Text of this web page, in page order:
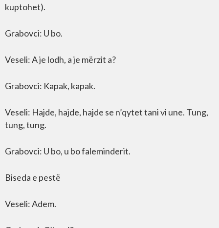
kuptohet).
Grabovci: U bo.
Veseli: A je lodh, a je mërzit a?
Grabovci: Kapak, kapak.
Veseli: Hajde, hajde, hajde se n’qytet tani vi une. Tung,
tung, tung.
Grabovci: U bo, u bo faleminderit.
Biseda e pestë
Veseli: Adem.